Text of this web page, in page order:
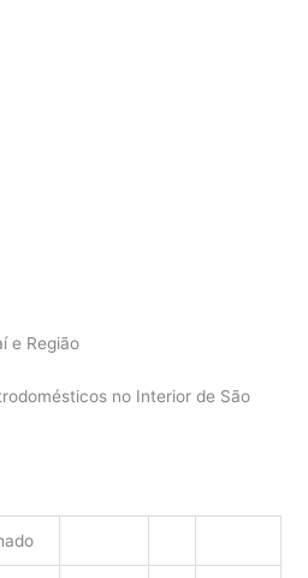
e Região
no Interior de São